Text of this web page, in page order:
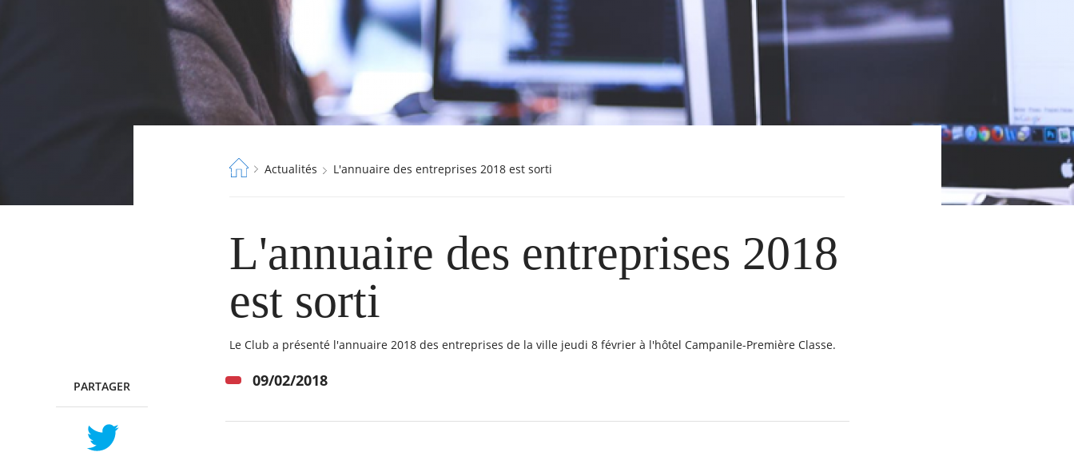
RECHERCHER ...
Fil
Actualités L'annuaire des entreprises 2018 est sorti
L'annuaire des entreprises 2018
est sorti
Le Club a présenté l'annuaire 2018 des entreprises de la ville jeudi 8 février à l'hôtel Campanile-Première Classe​.
PARTAGER
TWITTER
FACEBOOK
09/02/2018